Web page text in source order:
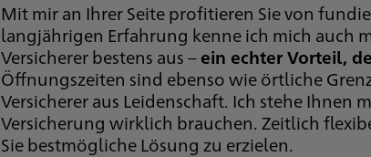
Mit mir an Ihrer Seite profitieren Sie von
langjährigen Erfahrung kenne ich mich auch
Versicherer bestens aus –ein echter Vorteil,
Öffnungszeiten sind ebenso wie örtliche
Versicherer aus Leidenschaft. Ich stehe Ihnen
Versicherung wirklich brauchen. Zeitlich
Sie bestmögliche Lösung zu erzielen.